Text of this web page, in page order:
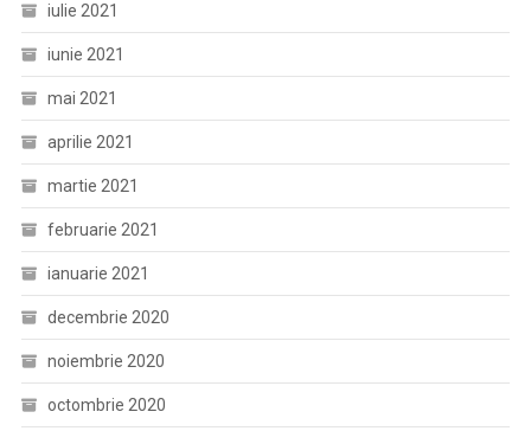
iulie 2021
iunie 2021
mai 2021
aprilie 2021
martie 2021
februarie 2021
ianuarie 2021
decembrie 2020
noiembrie 2020
octombrie 2020